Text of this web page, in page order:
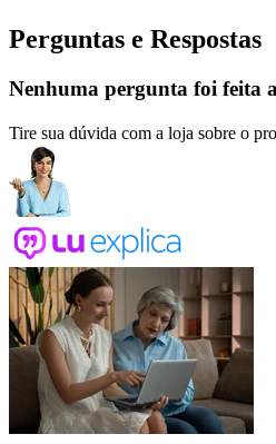
Perguntas e Respostas
Nenhuma pergunta foi feita
Tire sua dúvida com a loja sobre o